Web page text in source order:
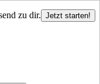
zu dir. Jetzt starten!